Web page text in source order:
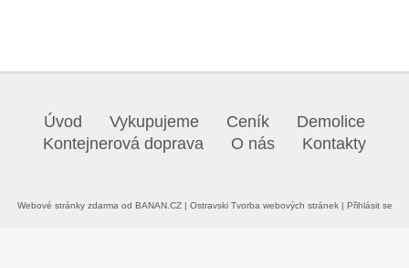
Úvod Vykupujeme Ceník
Demolice
Kontejnerová doprava
O nás Kontakty
Webové stránky zdarma od BANAN.CZ| Ostravski Tvorba webových stránek | Přihlásit se